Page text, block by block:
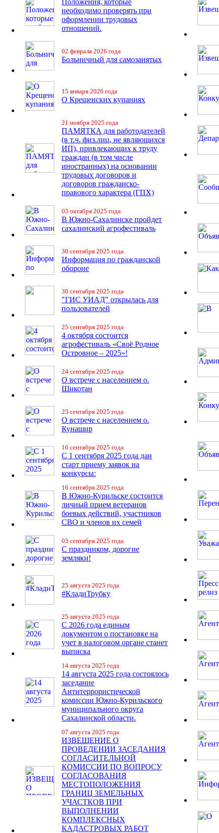
Положения, которые
необходимо проверять при
оформлении трудовых
отношений.
02 февраля 2026 года
Больничный для самозанятых
15 января 2026 года
О Крещенских купаниях
21 ноября 2025 года
ПАМЯТКА для работодателей
(в т.ч. физ.лиц, не являющихся
ИП), привлекающих к труду
граждан (в том числе
иностранных) на основании
трудовых договоров и
договоров гражданско-
правового характера (ГПХ)
03 октября 2025 года
В Южно-Сахалинске пройдет
сахалинский агрофестиваль
30 сентября 2025 года
Информация по гражданской
обороне
30 сентября 2025 года
"ГИС УИАД" открылась для
пользователей
25 сентября 2025 года
4 октября состоится
агрофестиваль «Своё Родное
Островное – 2025»!
24 сентября 2025 года
О встрече с населением о.
Шикотан
23 сентября 2025 года
О встрече с населением о.
Кунашир
16 сентября 2025 года
С 1 сентября 2025 года дан
старт приему заявок на
конкурсы:
16 сентября 2025 года
В Южно-Курильске состоится
личный прием ветеранов
боевых действий, участников
СВО и членов их семей
03 сентября 2025 года
С праздником, дорогие
земляки!
25 августа 2025 года
#КладиТрубку
25 августа 2025 года
С 2026 года единым
документом о постановке на
учет в налоговом органе станет
выписка
14 августа 2025 года
14 августа 2025 года состоялось
заседание
Антитеррористической
комиссии Южно-Курильского
муниципального округа
Сахалинской области.
07 августа 2025 года
ИЗВЕЩЕНИЕ О
ПРОВЕДЕНИИ ЗАСЕДАНИЯ
СОГЛАСИТЕЛЬНОЙ
КОМИССИИ ПО ВОПРОСУ
СОГЛАСОВАНИЯ
МЕСТОПОЛОЖЕНИЯ
ГРАНИЦ ЗЕМЕЛЬНЫХ
УЧАСТКОВ ПРИ
ВЫПОЛНЕНИИ
КОМПЛЕКСНЫХ
КАДАСТРОВЫХ РАБОТ